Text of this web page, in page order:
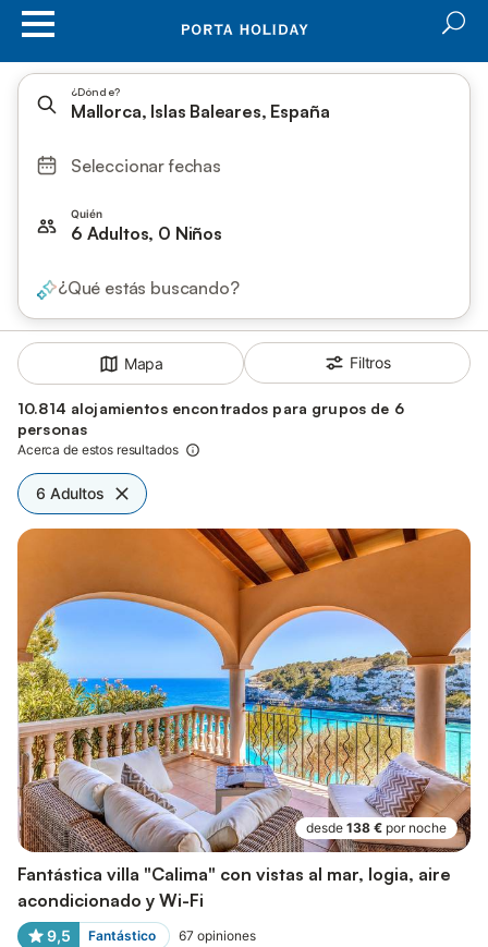
¿Dónde?
Mallorca, Islas Baleares, España
Seleccionar fechas
Quién
6 Adultos, 0 Niños
¿Qué estás buscando?
Mapa Filtros
10.814 alojamientos encontrados para grupos de 6
personas
Acerca de estos resultados
6 Adultos
desde 138 € por noche
Fantástica villa "Calima" con vistas al mar, logia, aire
acondicionado y Wi-Fi
9,5 Fantástico 67 opiniones